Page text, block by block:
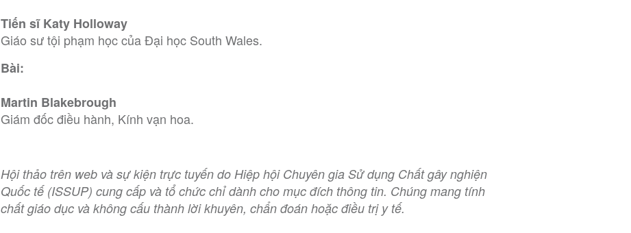
Tiến sĩ Katy Holloway
Giáo sư tội phạm học của Đại học South Wales.
Bài:
Martin Blakebrough
Giám đốc điều hành, Kính vạn hoa.
Hội thảo trên web và sự kiện trực tuyến do Hiệp hội Chuyên gia Sử dụng Chất gây nghiện
Quốc tế (ISSUP) cung cấp và tổ chức chỉ dành cho mục đích thông tin. Chúng mang tính
chất giáo dục và không cấu thành lời khuyên, chẩn đoán hoặc điều trị y tế.